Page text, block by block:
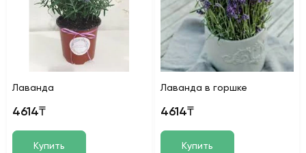
Лаванда
4614₸
Купить
Лаванда в горшке
4614₸
Купить